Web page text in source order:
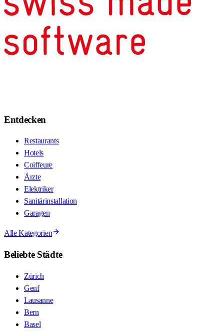
Entdecken
Restaurants
Hotels
Coiffeure
Ärzte
Elektriker
Sanitärinstallation
Garagen
Alle Kategorien
Beliebte Städte
Zürich
Genf
Lausanne
Bern
Basel